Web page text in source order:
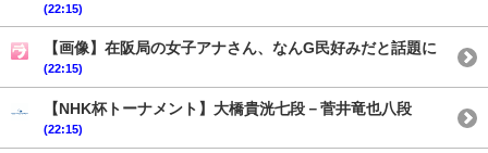
(22:15)
【画像】在阪局の女子アナさん、なんG民好みだと話題に
(22:15)
【NHK杯トーナメント】大橋貴洸七段－菅井竜也八段
(22:15)